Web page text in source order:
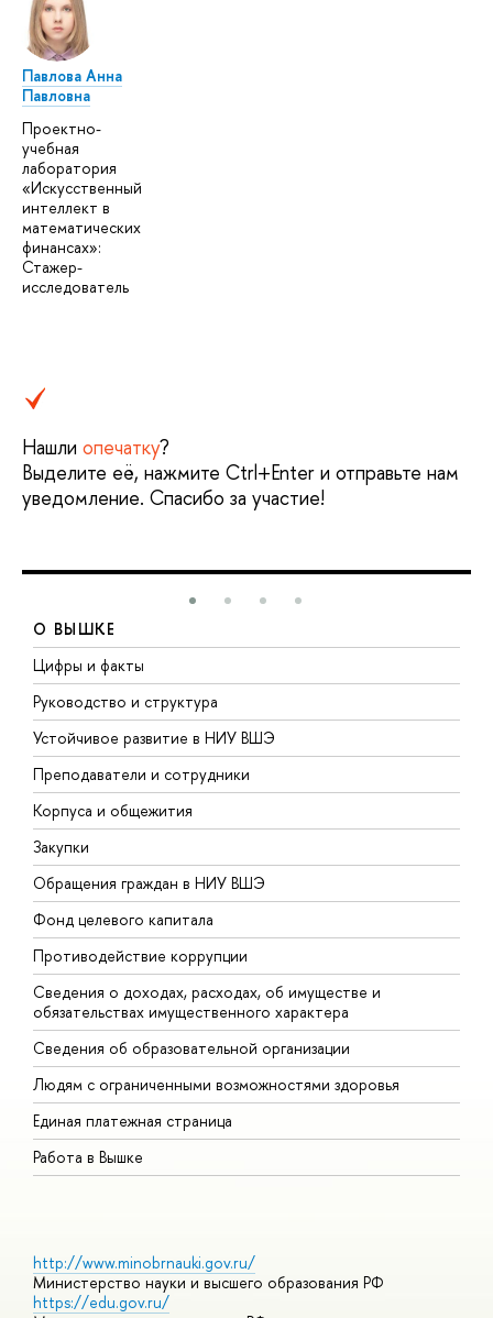
Павлова Анна
Павловна
Проектно-
учебная
лаборатория
«Искусственный
интеллект в
математических
финансах»:
Стажер-
исследователь
Нашли опечатку?
Выделите её, нажмите Ctrl+Enter и отправьте нам
уведомление. Спасибо за участие!
О ВЫШКЕ
Цифры и факты
Руководство и структура
Устойчивое развитие в НИУ ВШЭ
Преподаватели и сотрудники
Корпуса и общежития
Закупки
Обращения граждан в НИУ ВШЭ
Фонд целевого капитала
Противодействие коррупции
Сведения о доходах, расходах, об имуществе и
обязательствах имущественного характера
Сведения об образовательной организации
Людям с ограниченными возможностями здоровья
Единая платежная страница
Работа в Вышке
http://www.minobrnauki.gov.ru/
Министерство науки и высшего образования РФ
https://edu.gov.ru/